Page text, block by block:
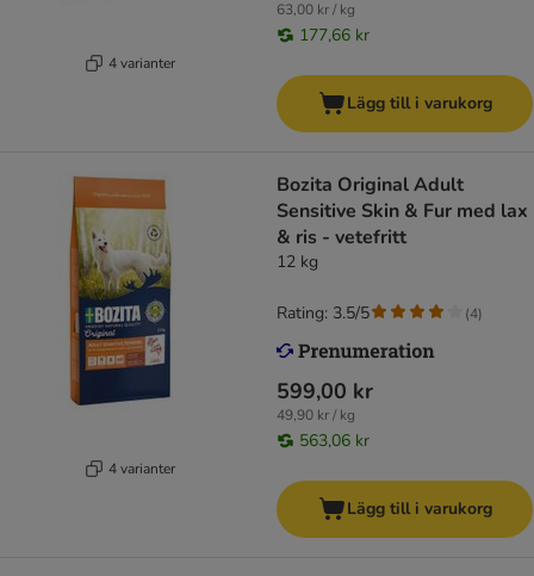
4 varianter
63,00 kr / kg
177,66 kr
Lägg till i varukorg
4 varianter
Bozita Original Adult
Sensitive Skin & Fur med lax
& ris - vetefritt
12 kg
599,00 kr
49,90 kr / kg
563,06 kr
Rating: 3.5/5 (4)
Lägg till i varukorg